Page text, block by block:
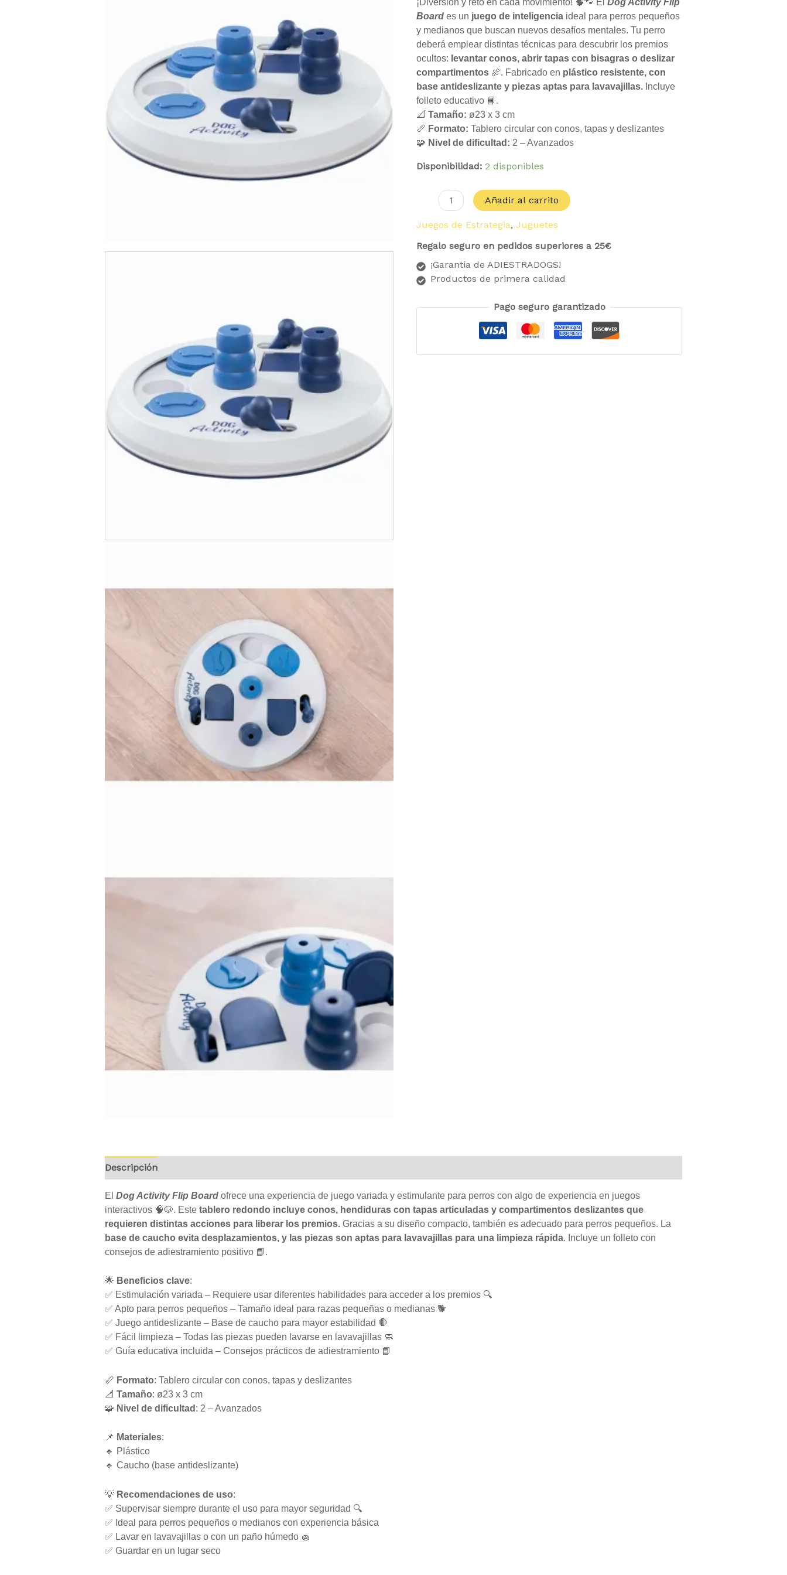
10.99 €.9.90 €.
¡Diversión y reto en cada movimiento! 🧠🐾 ElDog Activity Flip
Board es un juego de inteligencia ideal para perros pequeños
y medianos que buscan nuevos desafíos mentales. Tu perro
deberá emplear distintas técnicas para descubrir los premios
ocultos: levantar conos, abrir tapas con bisagras o deslizar
compartimentos 🍖. Fabricado en plástico resistente, con
base antideslizante y piezas aptas para lavavajillas. Incluye
folleto educativo 📘.
📐Tamaño: ø23 x 3 cm
📏 Formato: Tablero circular con conos, tapas y deslizantes
🧩 Nivel de dificultad: 2 – Avanzados
Disponibilidad: 2 disponibles
cantidad
Añadir al carrito
Juegos de Estrategia,Juguetes
Regalo seguro en pedidos superiores a 25€
¡Garantia de ADIESTRADOGS!
Productos de primera calidad
Pago seguro garantizado
Descripción
El Dog Activity Flip Boardofrece una experiencia de juego variada y estimulante para perros con algo de experiencia en juegos
interactivos 🧠🐶. Estetablero redondo incluye conos, hendiduras con tapas articuladas y compartimentos deslizantes que
requieren distintas acciones para liberar los premios.Gracias a su diseño compacto, también es adecuado para perros pequeños. La
base de caucho evita desplazamientos, y las piezas son aptas para lavavajillas para una limpieza rápida. Incluye un folleto con
consejos de adiestramiento positivo 📘.
🌟 Beneficios clave:
✅ Estimulación variada – Requiere usar diferentes habilidades para acceder a los premios 🔍
✅ Apto para perros pequeños – Tamaño ideal para razas pequeñas o medianas 🐕
✅ Juego antideslizante – Base de caucho para mayor estabilidad 🛑
✅ Fácil limpieza – Todas las piezas pueden lavarse en lavavajillas 🧼
✅ Guía educativa incluida – Consejos prácticos de adiestramiento 📘
📏 Formato: Tablero circular con conos, tapas y deslizantes
📐 Tamaño: ø23 x 3 cm
🧩 Nivel de dificultad : 2 – Avanzados
📌 Materiales:
🔹 Plástico
🔹 Caucho (base antideslizante)
💡 Recomendaciones de uso:
✅ Supervisar siempre durante el uso para mayor seguridad 🔍
✅ Ideal para perros pequeños o medianos con experiencia básica
✅ Lavar en lavavajillas o con un paño húmedo 🧽
✅ Guardar en un lugar seco